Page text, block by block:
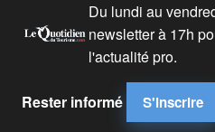
Du lundi au
newsletter à 17h
l'actualité pro.
Rester informé S'inscrire